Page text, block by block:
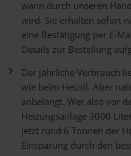
wann durch unseren
wird. Sie erhalten sofort
eine Bestätigung per E-
Details zur Bestellung
Der jährliche Verbrauch
wie beim Heizöl. Aber
anbelangt. Wer also vor
Heizungsanlage 3000
jetzt rund 6 Tonnen der
Einsparung durch den